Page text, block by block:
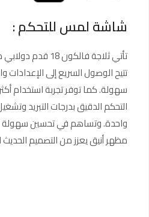
شاشة لمس للتحكم :
تأتي ثلاجة
تتيح الوصول السريع إلى
سهولة. كما توفر تجربة استخدام
التحكم الدقيق بدرجات التبريد
واحدة. وتساهم في تحسين سهولة
مظهر أنيق يعزز من التصميم الحديث